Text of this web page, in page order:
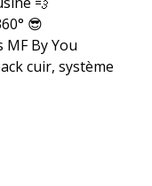
😎
By You
cuir, système